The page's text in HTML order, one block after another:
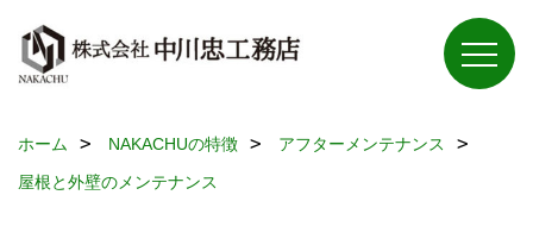
ホーム NAKACHUの特徴
アフターメンテナンス
屋根と外壁のメンテナンス